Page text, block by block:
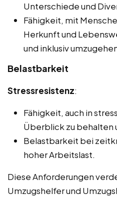
Unterschiede und
Fähigkeit, mit
Herkunft und
und inklusiv
Belastbarkeit
Stressresistenz:
Fähigkeit, auch in
Überblick zu behalten
Belastbarkeit bei
hoher Arbeitslast.
Diese Anforderungen
Umzugshelfer und